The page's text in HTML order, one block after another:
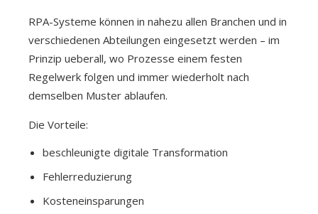
RPA-Systeme können in nahezu allen Branchen und in
verschiedenen Abteilungen eingesetzt werden – im
Prinzip ueberall, wo Prozesse einem festen
Regelwerk folgen und immer wiederholt nach
demselben Muster ablaufen.
Die Vorteile:
beschleunigte digitale Transformation
Fehlerreduzierung
Kosteneinsparungen